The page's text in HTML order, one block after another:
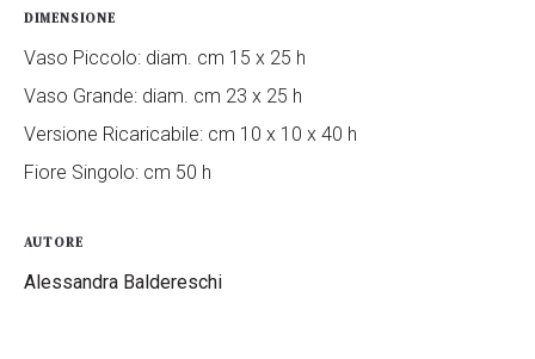
DIMENSIONE
Vaso Piccolo: diam. cm 15 x 25 h
Vaso Grande: diam. cm 23 x 25 h
Versione Ricaricabile: cm 10 x 10 x 40 h
Fiore Singolo: cm 50 h
AUTORE
Alessandra Baldereschi